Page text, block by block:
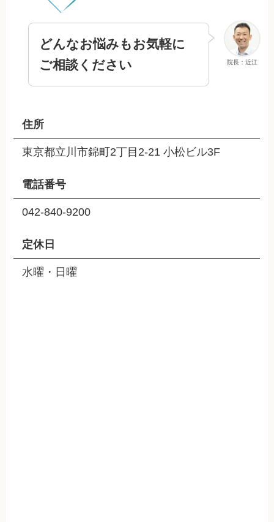
院長：近江
どんなお悩みもお気軽に
ご相談ください
住所
東京都立川市錦町2丁目2-21 小松ビル3F
電話番号
042-840-9200
定休日
水曜・日曜